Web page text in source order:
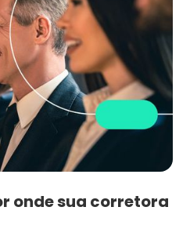
onde sua corretora